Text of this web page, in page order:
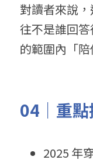
對讀者來說
往不是誰回
的範圍內「
04｜重
2025 年